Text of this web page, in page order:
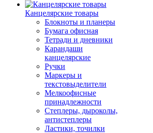
Канцелярские товары
Блокноты и планеры
Бумага офисная
Тетради и дневники
Карандаши
канцелярские
Ручки
Маркеры и
текстовыделители
Мелкоофисные
принадлежности
Степлеры, дыроколы,
антистеплеры
Ластики, точилки